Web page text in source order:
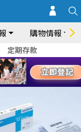
購物情報
定期存款